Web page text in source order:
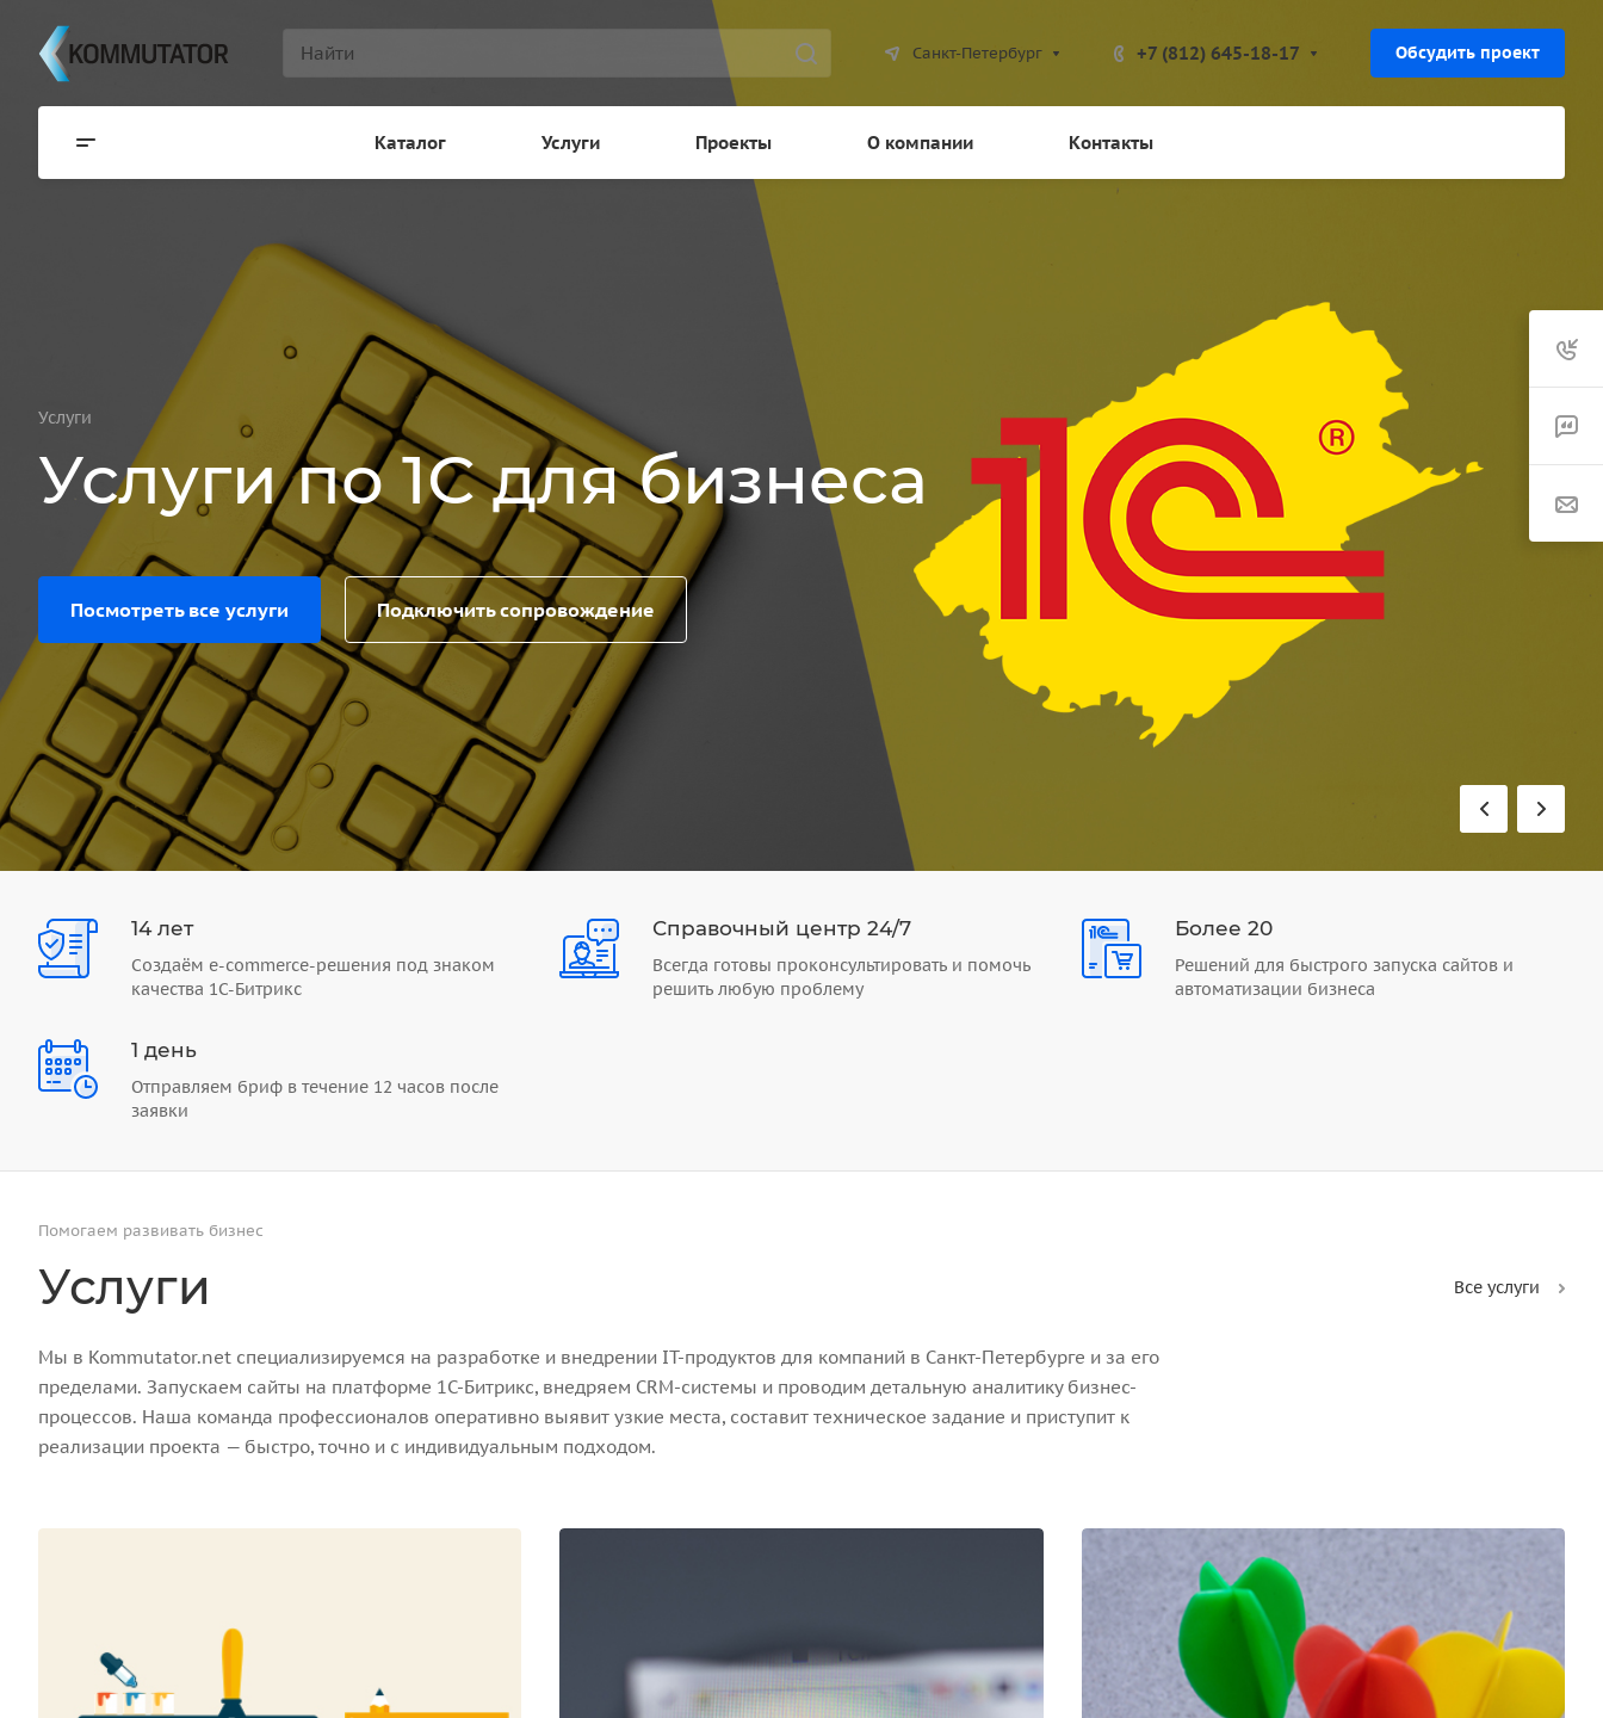
Санкт-Петербург +7 (812) 645-18-17 Обсудить проект
Каталог Услуги Проекты О компании Контакты
Услуги
Услуги по 1С для бизнеса
Посмотреть все услуги Подключить сопровождение
14 лет
Создаём e-commerce-решения под знаком
качества 1С-Битрикс
Справочный центр 24/7
Всегда готовы проконсультировать и помочь
решить любую проблему
Более 20
Решений для быстрого запуска сайтов и
автоматизации бизнеса
1 день
Отправляем бриф в течение 12 часов после
заявки
Помогаем развивать бизнес
Услуги Все услуги
Мы в Kommutator.net специализируемся на разработке и внедрении IT-продуктов для компаний в Санкт-Петербурге и за его
пределами. Запускаем сайты на платформе 1С-Битрикс, внедряем CRM-системы и проводим детальную аналитику бизнес-
процессов. Наша команда профессионалов оперативно выявит узкие места, составит техническое задание и приступит к
реализации проекта — быстро, точно и с индивидуальным подходом.